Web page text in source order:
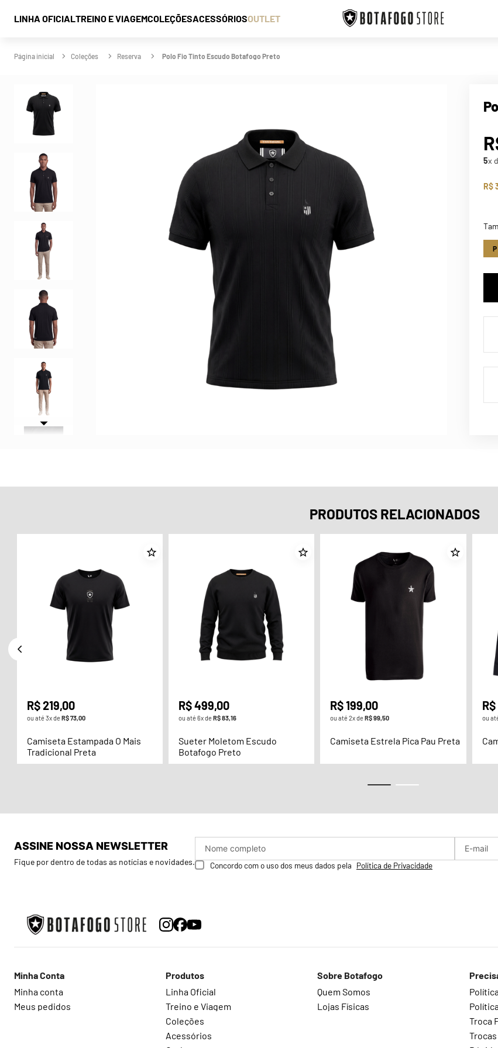
LINHA OFICIALTREINO E VIAGEMCOLEÇÕESACESSÓRIOSOUTLET
Coleções Reserva Polo Fio Tinto Escudo Botafogo Preto
5x
R$
P
PRODUTOS RELACIONADOS
R$219,00
ou até3x deR$73,00
Camiseta Estampada O Mais
Tradicional Preta
R$499,00
ou até6x deR$83,16
Sueter Moletom Escudo
Botafogo Preto
R$199,00
ou até2x deR$99,50
Camiseta Estrela Pica Pau Preta
R$
ou
ASSINE NOSSA NEWSLETTER
Fique por dentro de todas as notícias e novidades. Concordo com o uso dos meus dados pela Política de Privacidade
Minha Conta
Minha conta
Meus pedidos
Produtos
Linha Oficial
Treino e Viagem
Coleções
Acessórios
Sobre Botafogo
Quem Somos
Lojas Físicas
Troca